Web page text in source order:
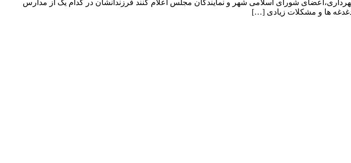
شورای اسلامی شهر و نمایندگان مجلس اعلام کنند فرزندانشان در کدام یک از مدارس
دغدغه ها و مشکلات زیادی […]